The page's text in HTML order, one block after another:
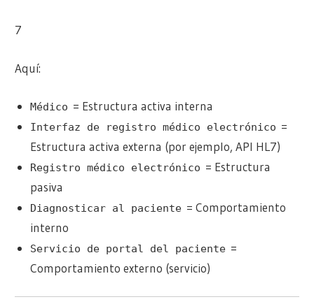
7
Aquí:
Médico = Estructura activa interna
Interfaz de registro médico electrónico =
Estructura activa externa (por ejemplo, API HL7)
Registro médico electrónico = Estructura
pasiva
Diagnosticar al paciente= Comportamiento
interno
Servicio de portal del paciente=
Comportamiento externo (servicio)